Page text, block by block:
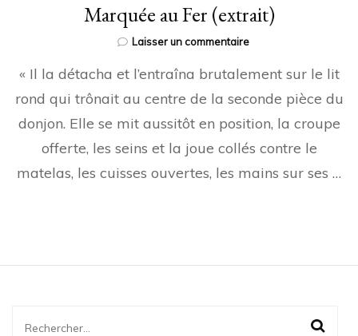
Marquée au Fer (extrait)
Laisser un commentairesur
au
(extrait)
« Il la détacha et l’entraîna brutalement sur le lit
rond qui trônait au centre de la seconde pièce du
donjon. Elle se mit aussitôt en position, la croupe
offerte, les seins et la joue collés contre le
matelas, les cuisses ouvertes, les mains sur ses …
Rechercher :